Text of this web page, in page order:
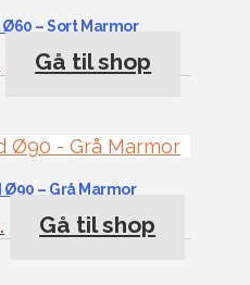
– Sort Marmor
Gå til shop
Ø90 – Grå Marmor
Gå til shop